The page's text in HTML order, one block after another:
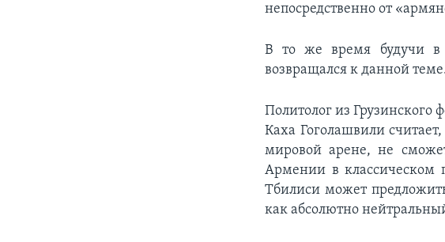
непосредственно от
В то же время будучи в
возвращался к данной
Политолог из
Каха Гоголашвили
мировой арене, не
Армении в классическом
Тбилиси может
как абсолютно